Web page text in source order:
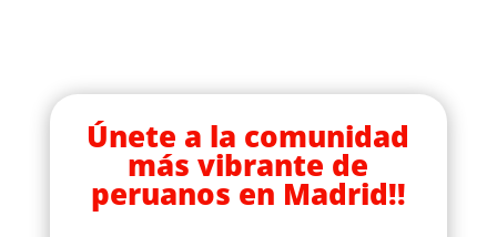
Únete a la comunidad
más vibrante de
peruanos en Madrid!!